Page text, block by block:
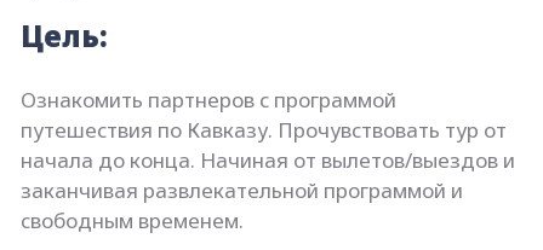
Цель:
Ознакомить партнеров с программой
путешествия по Кавказу. Прочувствовать тур от
начала до конца. Начиная от вылетов/выездов и
заканчивая развлекательной программой и
свободным временем.